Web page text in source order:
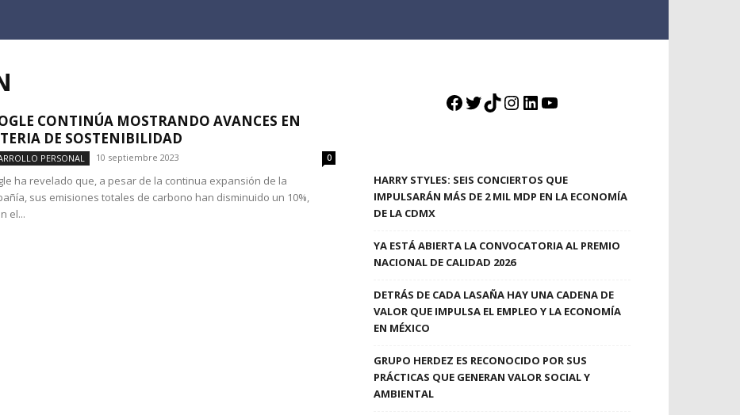
CONTINÚA MOSTRANDO AVANCES EN
DE SOSTENIBILIDAD
PERSONAL 10 septiembre 2023 0
ha revelado que, a pesar de la continua expansión de la
sus emisiones totales de carbono han disminuido un 10%,
el...
Facebook
Twitter
TikTok
Instagram
LinkedIn
YouTube
HARRY STYLES: SEIS CONCIERTOS QUE
IMPULSARÁN MÁS DE 2 MIL MDP EN LA ECONOMÍA
DE LA CDMX
YA ESTÁ ABIERTA LA CONVOCATORIA AL PREMIO
NACIONAL DE CALIDAD 2026
DETRÁS DE CADA LASAÑA HAY UNA CADENA DE
VALOR QUE IMPULSA EL EMPLEO Y LA ECONOMÍA
EN MÉXICO
GRUPO HERDEZ ES RECONOCIDO POR SUS
PRÁCTICAS QUE GENERAN VALOR SOCIAL Y
AMBIENTAL